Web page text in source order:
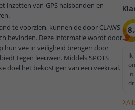
inzetten van GPS halsbanden en
te voorzien, kunnen de door CLAWS
bevinden. Deze informatie wordt door
hun vee in veiligheid brengen door
tegen leeuwen. Middels SPOTS
doel het bekostigen van een veekraal.